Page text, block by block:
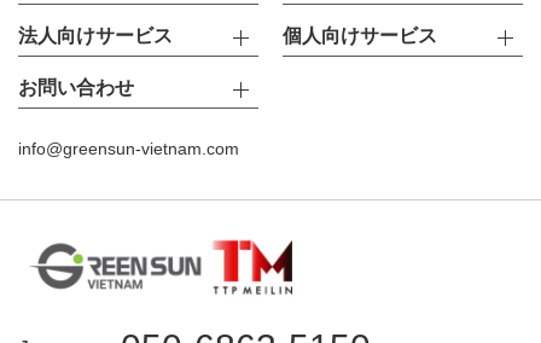
法人向けサービス 個人向けサービス
お問い合わせ
info@greensun-vietnam.com